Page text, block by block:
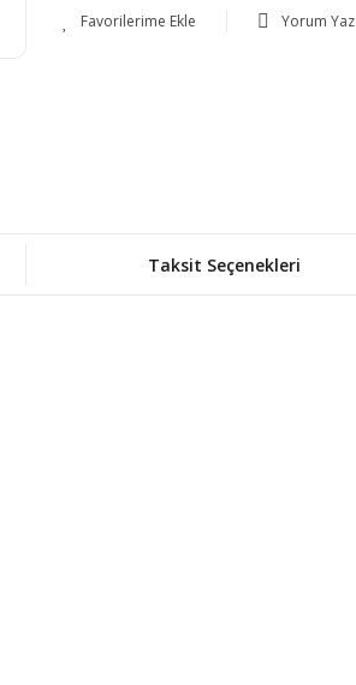
Yorum Yaz
Taksit Seçenekleri